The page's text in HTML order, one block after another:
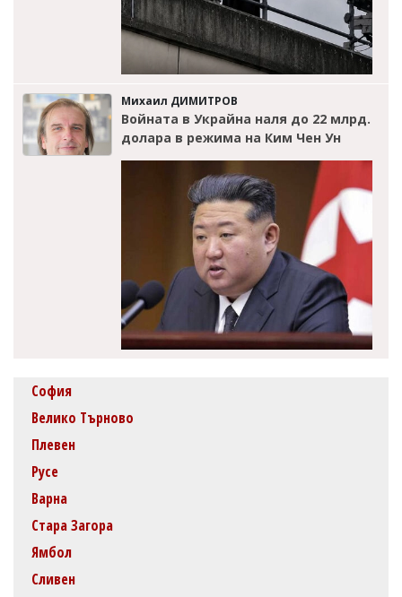
Михаил ДИМИТРОВ
Войната в Украйна наля до 22 млрд.
долара в режима на Ким Чен Ун
София
Велико Търново
Плевен
Русе
Варна
Стара Загора
Ямбол
Сливен